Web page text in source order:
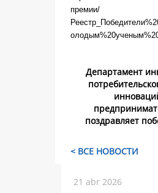
премии/
Департамент
поздравляет
< ВСЕ НОВОСТИ
21 abr 2026